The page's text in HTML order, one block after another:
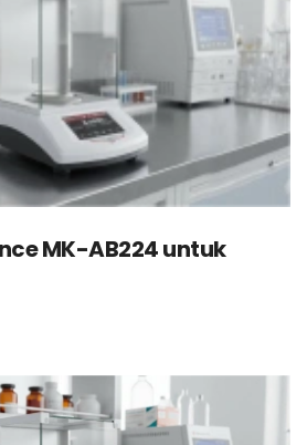
MK-AB224 untuk